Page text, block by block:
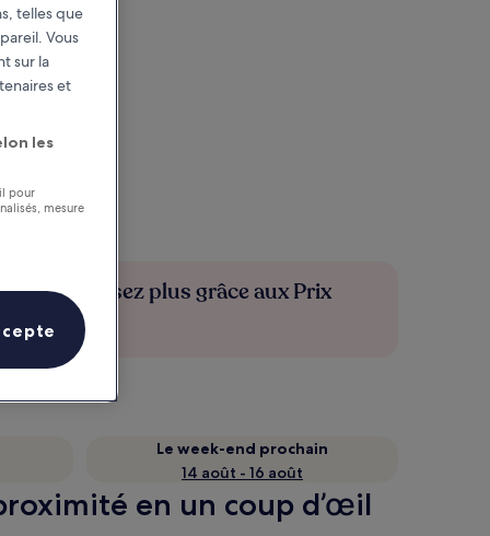
Économisez plus grâce aux Prix
membres
Le week-end prochain
14 août - 16 août
en un coup d’œil
telles que
Vous
sur la
et
les
pour
mesure